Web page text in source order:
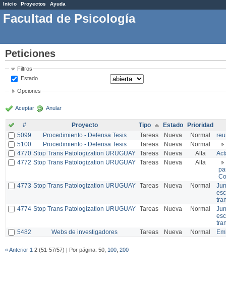
Inicio Proyectos Ayuda
Facultad de Psicología
Peticiones
Filtros
Estado
Opciones
Aceptar Anular
# Proyecto Tipo Estado Prioridad
5099
Procedimiento - Defensa Tesis Tareas Nueva Normal
5100
Procedimiento - Defensa Tesis Tareas Nueva
Normal
4770 Stop Trans Patologization URUGUAY Tareas Nueva Alta
4772 Stop Trans Patologization URUGUAY Tareas Nueva
Alta
4773 Stop Trans Patologization URUGUAY Tareas Nueva Normal
4774 Stop Trans Patologization URUGUAY Tareas Nueva Normal
5482
Webs de investigadores Tareas Nueva Normal
« Anterior 1 2 (51-57/57) | Por página: 50, 100 200